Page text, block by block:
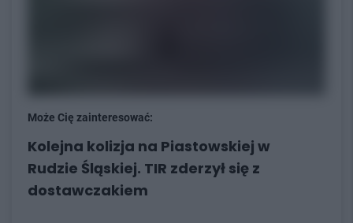
Może Cię zainteresować:
Kolejna kolizja na Piastowskiej w
Rudzie Śląskiej. TIR zderzył się z
dostawczakiem